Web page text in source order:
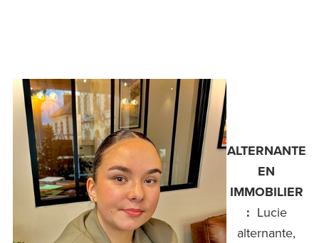
ALTERNANTE
EN
IMMOBILIER
: Lucie
alternante,